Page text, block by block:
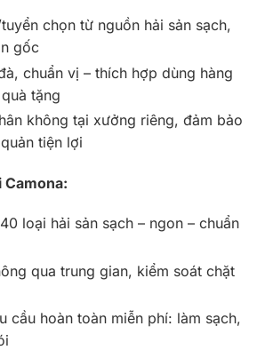
chọn từ nguồn hải sản sạch,
gốc
chuẩn vị – thích hợp dùng hàng
tặng
không tại xưởng riêng, đảm bảo
tiện lợi
Camona:
loại hải sản sạch – ngon – chuẩn
qua trung gian, kiểm soát chặt
cầu hoàn toàn miễn phí: làm sạch,